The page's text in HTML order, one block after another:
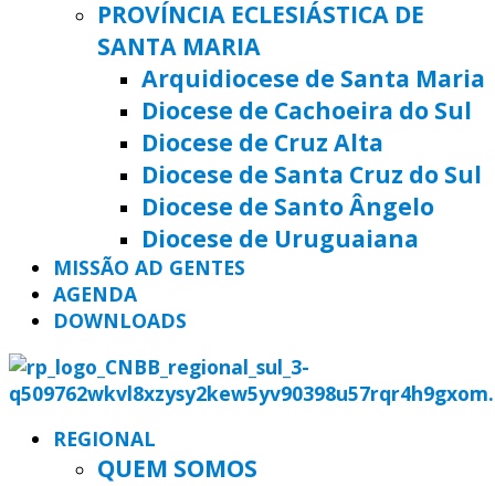
PROVÍNCIA ECLESIÁSTICA DE
SANTA MARIA
Arquidiocese de Santa Maria
Diocese de Cachoeira do Sul
Diocese de Cruz Alta
Diocese de Santa Cruz do Sul
Diocese de Santo Ângelo
Diocese de Uruguaiana
MISSÃO AD GENTES
AGENDA
DOWNLOADS
REGIONAL
QUEM SOMOS